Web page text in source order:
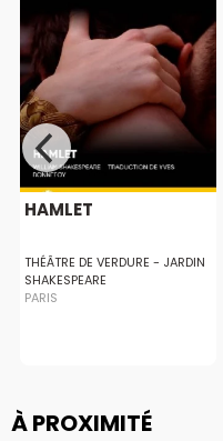
HAMLET
THÉÂTRE DE VERDURE - JARDIN
SHAKESPEARE
PARIS
À PROXIMITÉ